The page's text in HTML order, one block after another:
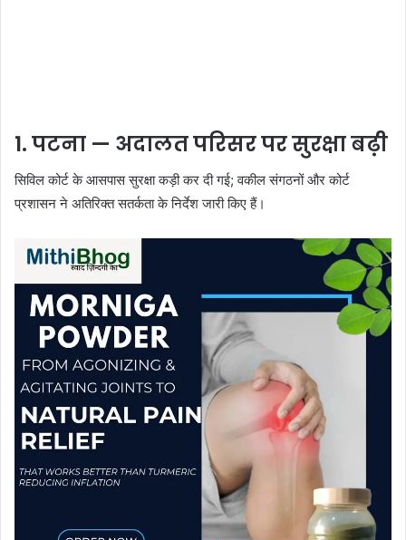
1. पटना — अदालत परिसर पर सुरक्षा बढ़ी
सिविल कोर्ट के आसपास सुरक्षा कड़ी कर दी गई; वकील संगठनों और कोर्ट
प्रशासन ने अतिरिक्त सतर्कता के निर्देश जारी किए हैं।